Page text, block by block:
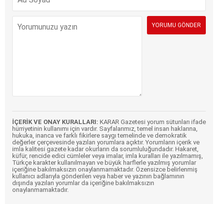
İÇERİK VE ONAY KURALLARI: KARAR Gazetesi yorum sütunları ifade
hürriyetinin kullanımı için vardır. Sayfalarımız, temel insan haklarına,
hukuka, inanca ve farklı fikirlere saygı temelinde ve demokratik
değerler çerçevesinde yazılan yorumlara açıktır. Yorumların içerik ve
imla kalitesi gazete kadar okurların da sorumluluğundadır. Hakaret,
küfür, rencide edici cümleler veya imalar, imla kuralları ile yazılmamış,
Türkçe karakter kullanılmayan ve büyük harflerle yazılmış yorumlar
içeriğine bakılmaksızın onaylanmamaktadır. Özensizce belirlenmiş
kullanıcı adlarıyla gönderilen veya haber ve yazının bağlamının
dışında yazılan yorumlar da içeriğine bakılmaksızın
onaylanmamaktadır.